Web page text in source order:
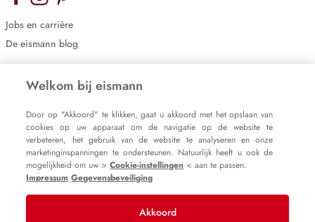
Jobs en carrière
De eismann blog
Cookie-instellingen
Gegevensbeveiliging
Welkom bij eismann
Door op "Akkoord" te klikken, gaat u akkoord met het opslaan van
cookies op uw apparaat om de navigatie op de website te
verbeteren, het gebruik van de website te analyseren en onze
marketinginspanningen te ondersteunen. Natuurlijk heeft u ook de
mogelijkheid om uw >Cookie-instellingen < aan te passen.
Impressum Gegevensbeveiliging
Akkoord